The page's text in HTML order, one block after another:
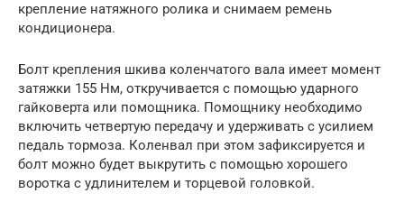
крепление натяжного ролика и снимаем ремень
кондиционера.
Болт крепления шкива коленчатого вала имеет момент
затяжки 155 Нм, откручивается с помощью ударного
гайковерта или помощника. Помощнику необходимо
включить четвертую передачу и удерживать с усилием
педаль тормоза. Коленвал при этом зафиксируется и
болт можно будет выкрутить с помощью хорошего
воротка с удлинителем и торцевой головкой.